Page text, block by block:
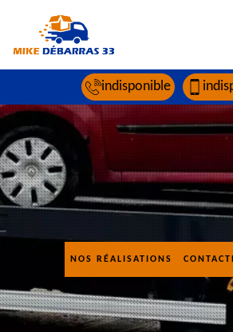
indisponible
NOS RÉALISATIONS